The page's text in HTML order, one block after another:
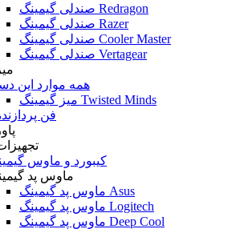
صندلی گیمینگ Redragon
صندلی گیمینگ Razer
صندلی گیمینگ Cooler Master
صندلی گیمینگ Vertagear
همه موارد این
میز گیمینگ Twisted Minds
فن
کیبورد و ماوس
ماوس پد
ماوس پد گیمینگ Asus
ماوس پد گیمینگ Logitech
ماوس پد گیمینگ Deep Cool